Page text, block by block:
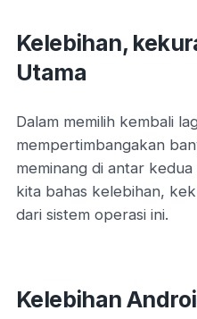
Kelebihan,
Utama
Dalam memilih kembali
mempertimbangakan
meminang di antar
kita bahas kelebihan,
dari sistem operasi ini.
Kelebihan